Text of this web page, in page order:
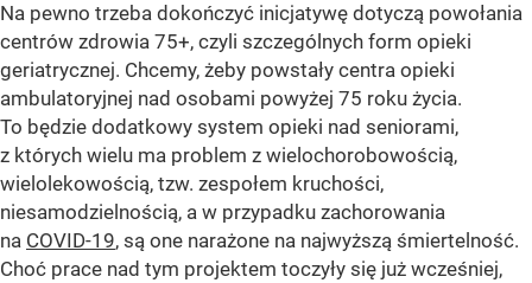
Na pewno trzeba dokończyć inicjatywę dotyczą powołania
centrów zdrowia 75+, czyli szczególnych form opieki
geriatrycznej. Chcemy, żeby powstały centra opieki
ambulatoryjnej nad osobami powyżej 75 roku życia.
To będzie dodatkowy system opieki nad seniorami,
z których wielu ma problem z wielochorobowością,
wielolekowością, tzw. zespołem kruchości,
niesamodzielnością, a w przypadku zachorowania
na COVID-19, są one narażone na najwyższą śmiertelność.
Choć prace nad tym projektem toczyły się już wcześniej,